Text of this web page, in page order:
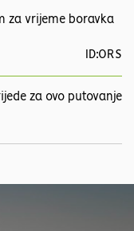
za vrijeme boravka
ID:ORS
za ovo putovanje